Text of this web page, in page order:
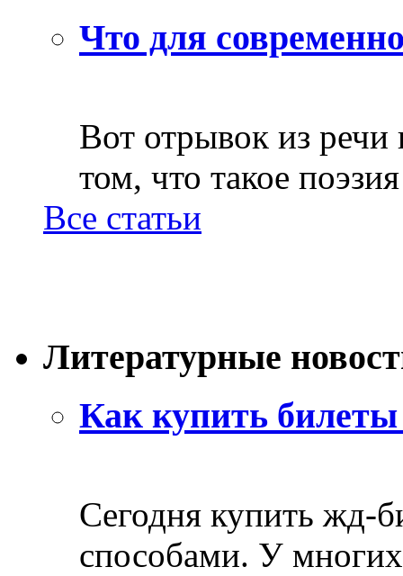
Что для
Вот отрывок из
том, что такое
Все статьи
Литературные
Как купить билеты
Сегодня купить жд-
способами. У